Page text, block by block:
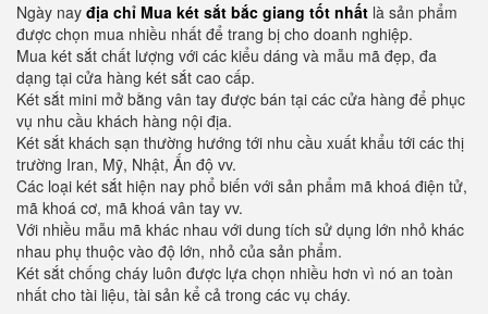
Ngày nay địa chỉ Mua két sắt bắc giang tốt nhất là sản phẩm
được chọn mua nhiều nhất để trang bị cho doanh nghiệp.
Mua két sắt chất lượng với các kiểu dáng và mẫu mã đẹp, đa
dạng tại cửa hàng két sắt cao cấp.
Két sắt mini mở bằng vân tay được bán tại các cửa hàng để phục
vụ nhu cầu khách hàng nội địa.
Két sắt khách sạn thường hướng tới nhu cầu xuất khẩu tới các thị
trường Iran, Mỹ, Nhật, Ấn độ vv.
Các loại két sắt hiện nay phổ biến với sản phẩm mã khoá điện tử,
mã khoá cơ, mã khoá vân tay vv.
Với nhiều mẫu mã khác nhau với dung tích sử dụng lớn nhỏ khác
nhau phụ thuộc vào độ lớn, nhỏ của sản phẩm.
Két sắt chống cháy luôn được lựa chọn nhiều hơn vì nó an toàn
nhất cho tài liệu, tài sản kể cả trong các vụ cháy.